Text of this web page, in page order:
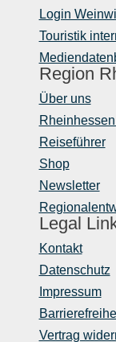
Login
Touristik
Region
Über uns
Reiseführer
Shop
Newsletter
Legal
Kontakt
Datenschutz
Impressum
Vertrag